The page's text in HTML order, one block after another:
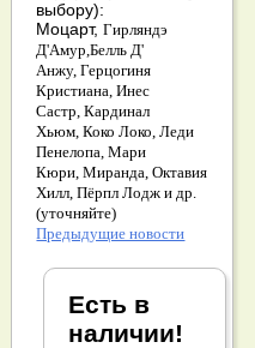
выбору):
Моцарт,Гирляндэ
Д'Амур,Белль Д'
Анжу,Герцогиня
Кристиана,Инес
Састр,Кардинал
Хьюм,Коко Локо,Леди
Пенелопа,Мари
Кюри,Миранда,Октавия
Хилл,Пёрпл Лодж и др.
(уточняйте)
Предыдущие новости
Есть в
наличии!